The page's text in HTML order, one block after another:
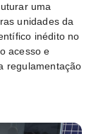
uma
unidades da
inédito no
acesso e
regulamentação